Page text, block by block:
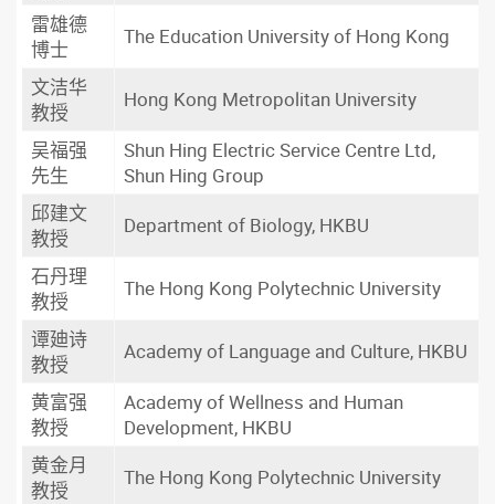
雷雄德
博士
The Education University of Hong Kong
文洁华
教授
Hong Kong Metropolitan University
吴福强
先生
Shun Hing Electric Service Centre Ltd,
Shun Hing Group
邱建文
教授
Department of Biology, HKBU
石丹理
教授
The Hong Kong Polytechnic University
谭廸诗
教授
Academy of Language and Culture, HKBU
黄富强
教授
Academy of Wellness and Human
Development, HKBU
黄金月
教授
The Hong Kong Polytechnic University